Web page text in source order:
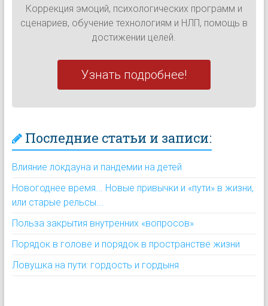
Коррекция эмоций, психологических программ и
сценариев, обучение технологиям и НЛП, помощь в
достижении целей.
Узнать подробнее!
Последние статьи и записи:
Влияние локдауна и пандемии на детей
Новогоднее время... Новые привычки и «пути» в жизни,
или старые рельсы...
Польза закрытия внутренних «вопросов»
Порядок в голове и порядок в пространстве жизни
Ловушка на пути: гордость и гордыня